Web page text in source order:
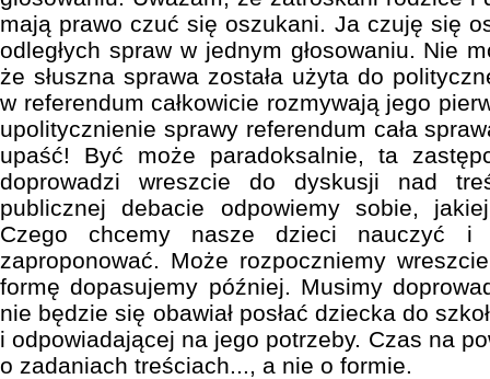
mają prawo czuć się oszukani. Ja czuję się
odległych spraw w jednym głosowaniu. Nie
że słuszna sprawa została użyta do
w referendum całkowicie rozmywają jego
upolitycznienie sprawy referendum cała
upaść! Być może paradoksalnie, ta
doprowadzi wreszcie do dyskusji nad
publicznej debacie odpowiemy sobie,
Czego chcemy nasze dzieci
zaproponować. Może rozpoczniemy
formę dopasujemy później. Musimy
nie będzie się obawiał posłać dziecka do
i odpowiadającej na jego potrzeby. Czas na
o zadaniach treściach..., a nie o formie.